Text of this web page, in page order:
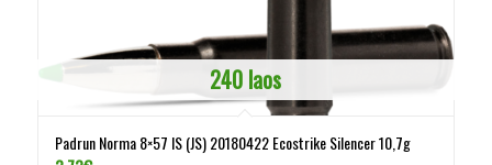
240 laos
Padrun Norma 8×57 IS (JS) 20180422 Ecostrike Silencer 10,7g